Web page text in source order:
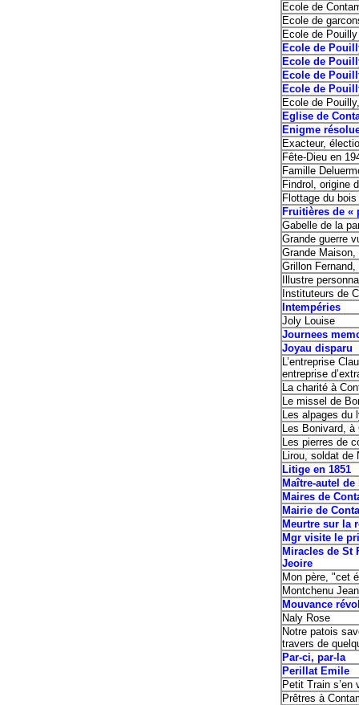
Ecole de
Ecole de
Ecole de Pouilly
Ecole de
Ecole de
Ecole de
Ecole de
Ecole de
Eglise de
Enigme
Exacteur,
Fête-Dieu en
Famille
Findrol, origine
Flottage du
Fruitières de «
Gabelle de la
Grande guerre
Grande Maison,
Grillon Fernand,
Illustre
Instituteurs de
Intempéries
Joly Louise
Journees
Joyau
L’entreprise
entreprise
La charité à
Le missel de
Les alpages du
Les Bonivard, à
Les pierres de
Lirou, soldat de
Litige en 1851
Maître-autel
Maires de
Mairie de
Meurtre sur
Mgr visite le
Miracles de St
Jeoire
Mon père, "cet
Montchenu Jean
Mouvance
Naly Rose
Notre patois
travers de
Par-ci, par-la
Perillat Emile
Petit Train s’en
Prêtres à